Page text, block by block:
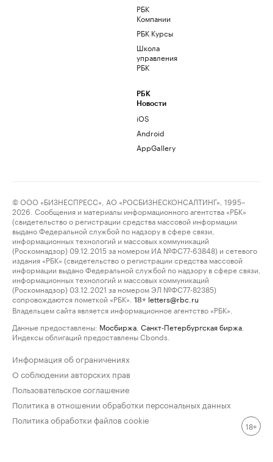
РБК
Компании
РБК Курсы
Школа
управления
РБК
РБК
Новости
iOS
Android
AppGallery
© ООО «БИЗНЕСПРЕСС», АО «РОСБИЗНЕСКОНСАЛТИНГ», 1995–
2026. Сообщения и материалы информационного агентства «РБК»
(свидетельство о регистрации средства массовой информации
выдано Федеральной службой по надзору в сфере связи,
информационных технологий и массовых коммуникаций
(Роскомнадзор) 09.12.2015 за номером ИА №ФС77-63848) и сетевого
издания «РБК» (свидетельство о регистрации средства массовой
информации выдано Федеральной службой по надзору в сфере связи,
информационных технологий и массовых коммуникаций
(Роскомнадзор) 03.12.2021 за номером ЭЛ №ФС77-82385)
сопровождаются пометкой «РБК».
18+ letters@rbc.ru
Владельцем сайта является информационное агентство «РБК».
Данные предоставлены: Мосбиржа Санкт-Петербургская биржа
Индексы облигаций предоставлены Cbonds.
Информация об ограничениях
О соблюдении авторских прав
Пользовательское соглашение
Политика в отношении обработки персональных данных
Политика обработки файлов cookie
18+